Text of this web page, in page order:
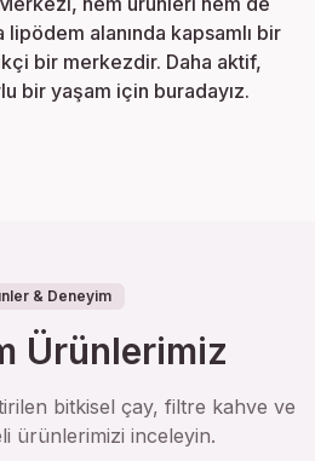
alanında kapsamlı bir
bir merkezdir. Daha aktif,
bir yaşam için buradayız.
& Deneyim
Ürünlerimiz
bitkisel çay, filtre kahve ve
ürünlerimizi inceleyin.